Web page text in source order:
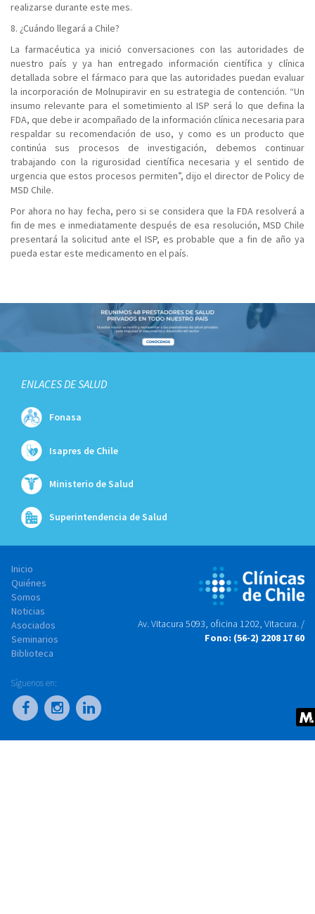
realizarse durante este mes.
8. ¿Cuándo llegará a Chile?
La farmacéutica ya inició conversaciones con las autoridades de
nuestro país y ya han entregado información científica y clínica
detallada sobre el fármaco para que las autoridades puedan evaluar
la incorporación de Molnupiravir en su estrategia de contención. “Un
insumo relevante para el sometimiento al ISP será lo que defina la
FDA, que debe ir acompañado de la información clínica necesaria para
respaldar su recomendación de uso, y como es un producto que
continúa sus procesos de investigación, debemos continuar
trabajando con la rigurosidad científica necesaria y el sentido de
urgencia que estos procesos permiten”, dijo el director de Policy de
MSD Chile.
Por ahora no hay fecha, pero si se considera que la FDA resolverá a
fin de mes e inmediatamente después de esa resolución, MSD Chile
presentará la solicitud ante el ISP, es probable que a fin de año ya
pueda estar este medicamento en el país.
ENLACES DE SALUD
Fonasa
Isapres de Chile
Ministerio de Salud
Superintendencia de Salud
Inicio
Quiénes
Somos
Noticias
Asociados
Seminarios
Biblioteca
Av. Vitacura 5093, oficina 1202, Vitacura. /
Fono: (56-2) 2208 17 60
Síguenos en: